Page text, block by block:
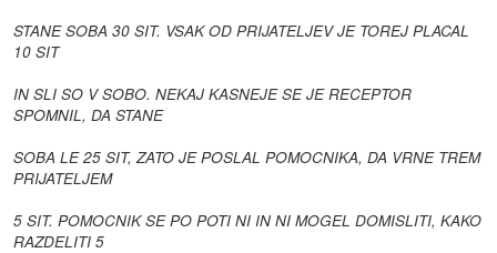
STANE SOBA 30 SIT. VSAK OD PRIJATELJEV JE TOREJ PLACAL
10 SIT
IN SLI SO V SOBO. NEKAJ KASNEJE SE JE RECEPTOR
SPOMNIL, DA STANE
SOBA LE 25 SIT, ZATO JE POSLAL POMOCNIKA, DA VRNE TREM
PRIJATELJEM
5 SIT. POMOCNIK SE PO POTI NI IN NI MOGEL DOMISLITI, KAKO
RAZDELITI 5